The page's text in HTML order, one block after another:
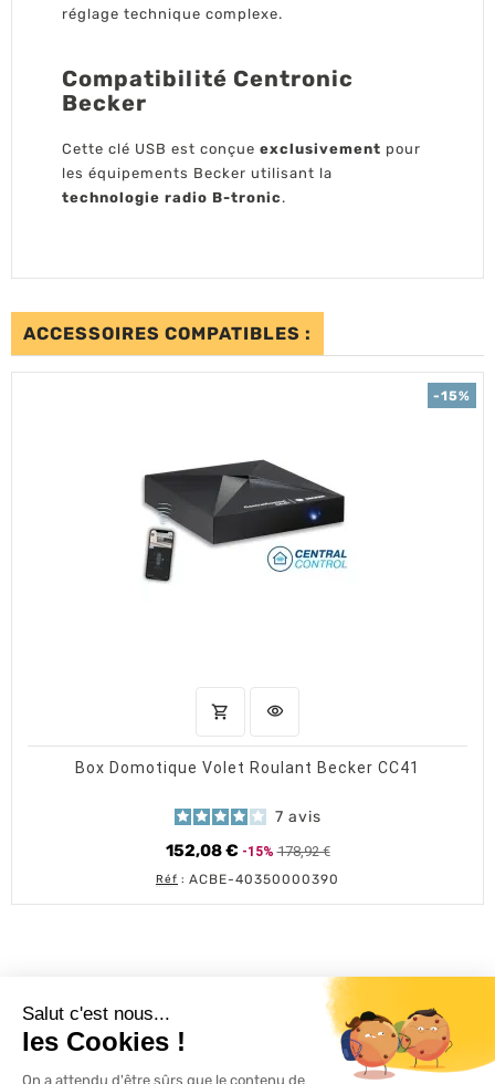
réglage technique complexe.
Compatibilité Centronic
Becker
Cette clé USB est conçue exclusivement pour
les équipements Becker utilisant la
technologie radio B-tronic.
ACCESSOIRES COMPATIBLES :
-15%
shopping_cart AJOUTER AU PANIER
visibility
Box Domotique Volet Roulant Becker CC41
7 avis
152,08 € Prix
de
-15% 178,92 €
Prix
Réf : ACBE-40350000390
L'ACTU 100% VOLET ROULANT
